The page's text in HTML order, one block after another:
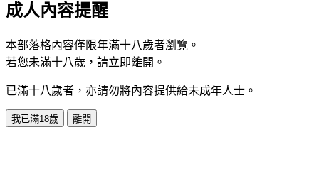
成人內容提醒
本部落格內容僅限年滿十八歲者瀏覽。
若您未滿十八歲，請立即離開。
已滿十八歲者，亦請勿將內容提供給未成年人士。
我已滿18歲 離開